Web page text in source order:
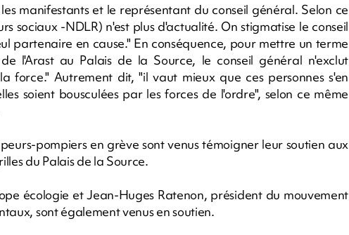
manifestants et le représentant du conseil général. Selon ce
sociaux -NDLR) n'est plus d'actualité. On stigmatise le conseil
partenaire en cause." En conséquence, pour mettre un terme
l'Arast au Palais de la Source, le conseil général n'exclut
force." Autrement dit, "il vaut mieux que ces personnes s'en
soient bousculées par les forces de l'ordre", selon ce même
pompiers en grève sont venus témoigner leur soutien aux
du Palais de la Source.
écologie et Jean-Huges Ratenon, président du mouvement
sont également venus en soutien.